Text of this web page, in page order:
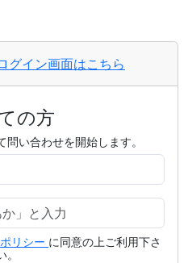
グイン画面はこちら
の方
問い合わせを開始します。
リシー に同意の上ご利用下さ
。